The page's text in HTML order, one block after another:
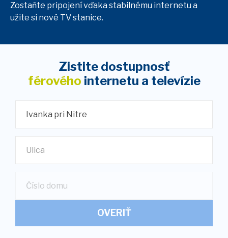
Zostaňte pripojení vďaka stabilnému internetu a
užite si nové TV stanice.
Zistite dostupnosť
férového internetu a televízie
Ivanka pri Nitre
Ulica
OVERIŤ